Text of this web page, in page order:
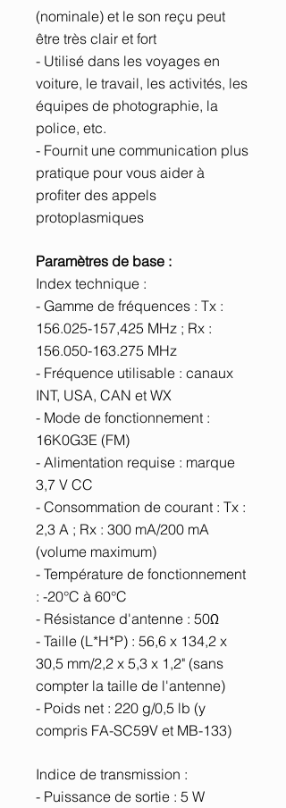
(nominale) et le son reçu peut
être très clair et fort
- Utilisé dans les voyages en
voiture, le travail, les activités, les
équipes de photographie, la
police, etc.
- Fournit une communication plus
pratique pour vous aider à
profiter des appels
protoplasmiques
Paramètres de base :
Index technique :
- Gamme de fréquences : Tx :
156.025-157,425 MHz ; Rx :
156.050-163.275 MHz
- Fréquence utilisable : canaux
INT, USA, CAN et WX
- Mode de fonctionnement :
16K0G3E (FM)
- Alimentation requise : marque
3,7 V CC
- Consommation de courant : Tx :
2,3 A ; Rx : 300 mA/200 mA
(volume maximum)
- Température de fonctionnement
: -20°C à 60°C
- Résistance d'antenne : 50Ω
- Taille (L*H*P) : 56,6 x 134,2 x
30,5 mm/2,2 x 5,3 x 1,2" (sans
compter la taille de l'antenne)
- Poids net : 220 g/0,5 lb (y
compris FA-SC59V et MB-133)
Indice de transmission :
- Puissance de sortie : 5 W